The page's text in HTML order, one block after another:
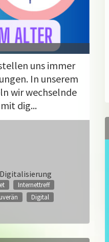
uns immer
In unserem
wir wechselnde
dig...
Internettreff
Digital